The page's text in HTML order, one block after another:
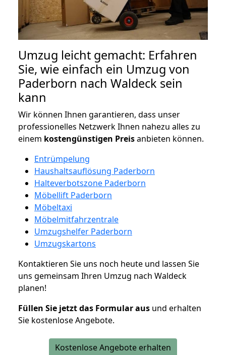
Umzug leicht gemacht: Erfahren
Sie, wie einfach ein Umzug von
Paderborn nach Waldeck sein
kann
Wir können Ihnen garantieren, dass unser
professionelles Netzwerk Ihnen nahezu alles zu
einem kostengünstigen Preisanbieten können.
Entrümpelung
Haushaltsauflösung Paderborn
Halteverbotszone Paderborn
Möbellift Paderborn
Möbeltaxi
Möbelmitfahrzentrale
Umzugshelfer Paderborn
Umzugskartons
Kontaktieren Sie uns noch heute und lassen Sie
uns gemeinsam Ihren Umzug nach Waldeck
planen!
Füllen Sie jetzt das Formular aus und erhalten
Sie kostenlose Angebote.
Kostenlose Angebote erhalten